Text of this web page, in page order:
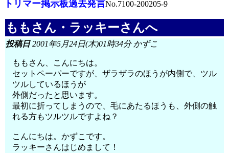
トリマー掲示板過去発言No.7100-200205-9
ももさん・ラッキーさんへ
投稿日2001年5月24日(木)01時34分 かずこ
ももさん、こんにちは。
セットペーパーですが、ザラザラのほうが内側で、ツル
ツルしているほうが
外側だったと思います。
最初に折ってしまうので、毛にあたるほうも、外側の触
れる方もツルツルですよね？
こんにちは。かずこです。
ラッキーさんはじめまして！